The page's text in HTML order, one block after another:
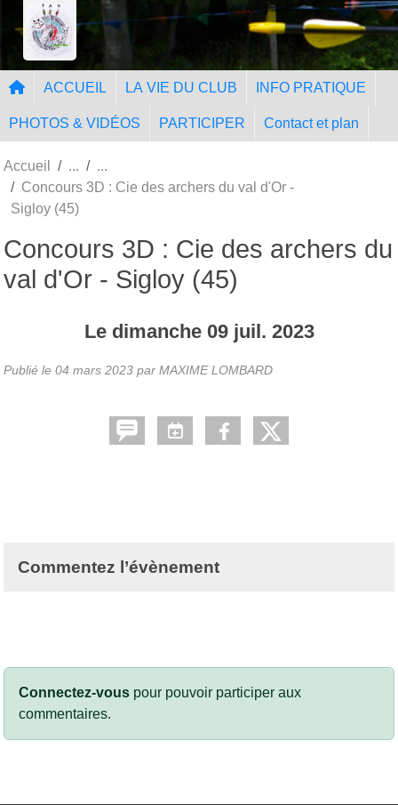
Tir à l'Arc Nangissien
ACCUEIL LA VIE DU CLUB INFO PRATIQUE
PHOTOS & VIDÉOS PARTICIPER Contact et plan
Accueil
Concours 3D : Cie des archers du val d'Or -
Sigloy (45)
Concours 3D : Cie des archers du
val d'Or - Sigloy (45)
Le dimanche 09 juil. 2023
Publié le 04 mars 2023 par MAXIME LOMBARD
Commentez l’évènement
Connectez-vous pour pouvoir participer aux
commentaires.
Panneau de gestion des cookies